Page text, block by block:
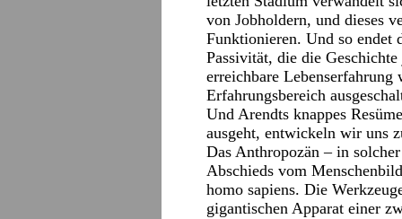
von Jobholdern, und dieses
Funktionieren. Und so endet
Passivität, die die
erreichbare Lebenserfahrung
Erfahrungsbereich
Und Arendts knappes
ausgeht, entwickeln wir uns
Das Anthropozän – in
Abschieds vom
homo sapiens. Die
gigantischen Apparat einer